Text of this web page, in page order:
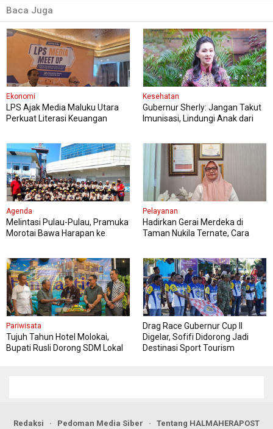
Baca Juga
Ekonomi
LPS Ajak Media Maluku Utara
Perkuat Literasi Keuangan
Kesehatan
Gubernur Sherly: Jangan Takut
Imunisasi, Lindungi Anak dari
Agenda
Melintasi Pulau-Pulau, Pramuka
Morotai Bawa Harapan ke
Pelayanan
Hadirkan Gerai Merdeka di
Taman Nukila Ternate, Cara
Pariwisata
Tujuh Tahun Hotel Molokai,
Bupati Rusli Dorong SDM Lokal
Drag Race Gubernur Cup II
Digelar, Sofifi Didorong Jadi
Destinasi Sport Tourism
Redaksi Pedoman Media Siber Tentang HALMAHERAPOST